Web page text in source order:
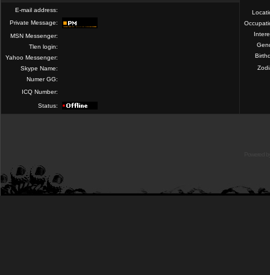
E-mail address:
Private Message:
MSN Messenger:
Tlen login:
Yahoo Messenger:
Skype Name:
Numer GG:
ICQ Number:
Status: